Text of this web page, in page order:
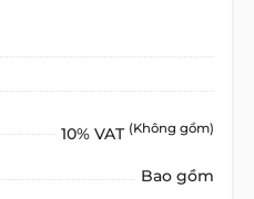
10% VAT (Không gồm)
Bao gồm